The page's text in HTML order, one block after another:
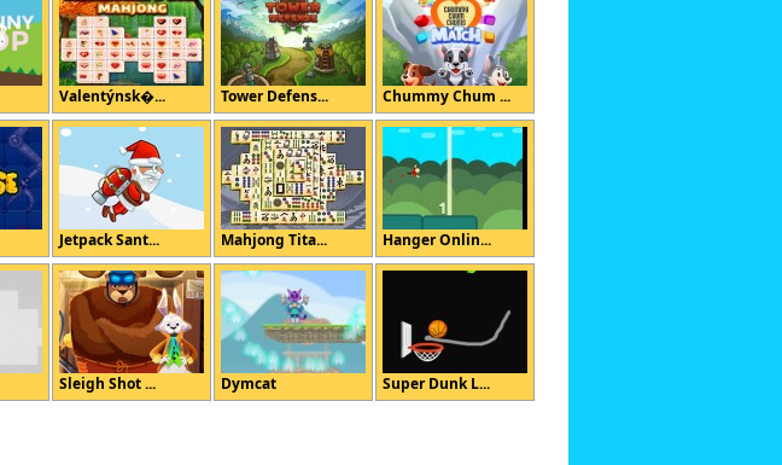
Valentýnsk�... Tower Defens... Chummy Chum ...
Jetpack Sant... Mahjong Tita... Hanger Onlin...
Sleigh Shot ... Dymcat Super Dunk L...